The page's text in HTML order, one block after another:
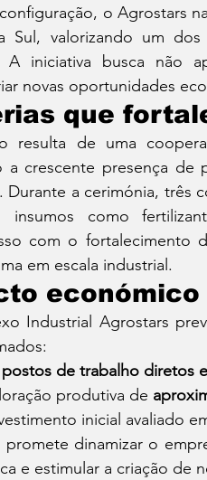
o Agrostars
Sul, valorizando um
A iniciativa busca não
novas oportunidades
que
resulta de uma
a crescente presença de
Durante a cerimónia,
insumos como
com o fortalecimento
em escala industrial.
Industrial Agrostars
postos de trabalho diretos
produtiva de
inicial avaliado
promete dinamizar o
e estimular a criação de